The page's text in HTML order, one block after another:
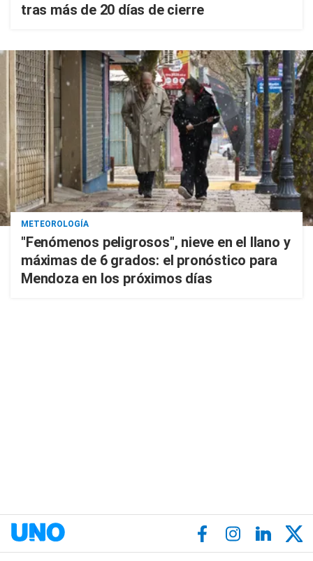
tras más de 20 días de cierre
METEOROLOGÍA
"Fenómenos peligrosos", nieve en el llano y
máximas de 6 grados: el pronóstico para
Mendoza en los próximos días